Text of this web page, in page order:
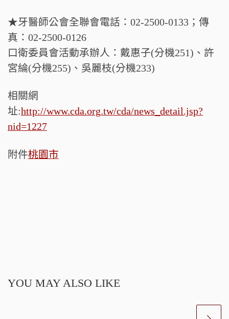
★牙醫師公會全聯會電話：02-2500-0133；傳
真：02-2500-0126
口衛委員會活動承辦人：戴惠子(分機251)、許
宮綸(分機255)、吳麗枝(分機233)
相關網
址:http://www.cda.org.tw/cda/news_detail.jsp?
nid=1227
附件桃園市
YOU MAY ALSO LIKE